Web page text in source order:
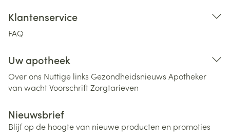
Klantenservice
FAQ
Uw apotheek
Over ons Nuttige links Gezondheidsnieuws Apotheker
van wachtVoorschriftZorgtarieven
Nieuwsbrief
Blijf op de hoogte van nieuwe producten en promoties